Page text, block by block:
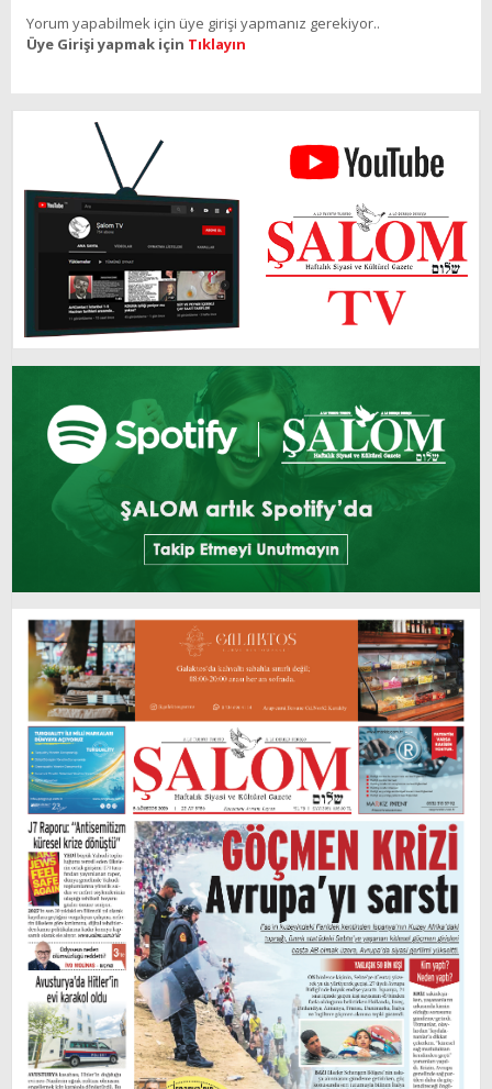
Yorum yapabilmek için üye girişi yapmanız gerekiyor..
Üye Girişi yapmak için Tıklayın